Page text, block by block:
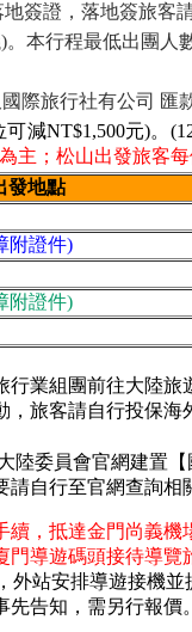
簽證，落地簽旅客
本行程最低出團人
際旅行社有公司 匯
可減NT$1,500元)。
主；松山出發旅客每
發地點
附證件)
附證件)
行業組團前往大陸
旅客請自行投保海
陸委員會官網建置
自行至官網查詢相
續，抵達金門尚義
導遊碼頭接待導覽
外站安排導遊接機
告知，需另行報價。